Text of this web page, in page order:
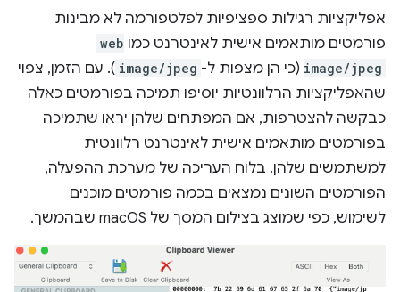
אפליקציות רגילות ספציפיות לפלטפורמה לא מבינות
פורמטים מותאמים אישית לאינטרנט כמו web
image/jpeg (כי הן מצפות ל- image/jpeg ). עם הזמן, צפוי
שהאפליקציות הרלוונטיות יוסיפו תמיכה בפורמטים כאלה
כבקשה להצטרפות, אם המפתחים שלהן יראו שתמיכה
בפורמטים מותאמים אישית לאינטרנט רלוונטית
למשתמשים שלהן. בלוח העריכה של מערכת ההפעלה,
הפורמטים השונים נמצאים בכמה פורמטים מוכנים
לשימוש, כפי שמוצג בצילום המסך של macOS שבהמשך.